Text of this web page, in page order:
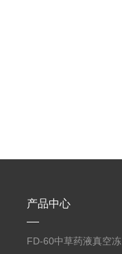
产品中心
FD-60中草药液真空冻